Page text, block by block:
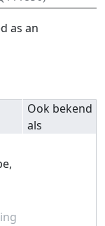
as an
Ook bekend
als